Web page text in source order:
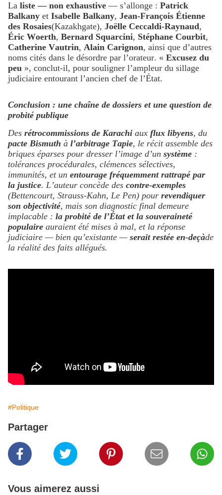
La liste — non exhaustive — s’allonge : Patrick
Balkany et Isabelle Balkany, Jean-François Étienne
des Rosaies(Kazakhgate), Joëlle Ceccaldi-Raynaud,
Éric Woerth, Bernard Squarcini, Stéphane Courbit,
Catherine Vautrin, Alain Carignon, ainsi que d’autres
noms cités dans le désordre par l’orateur. « Excusez du
peu », conclut-il, pour souligner l’ampleur du sillage
judiciaire entourant l’ancien chef de l’État.
Conclusion : une chaîne de dossiers et une question de
probité publique
Des rétrocommissions de Karachi aux flux libyens, du
pacte Bismuth à l’arbitrage Tapie, le récit assemble des
briques éparses pour dresser l’image d’un système :
tolérances procédurales, clémences sélectives,
immunités, et un entourage fréquemment rattrapé par
la justice. L’auteur concède des contre-exemples
(Bettencourt, Strauss-Kahn, Le Pen) pour revendiquer
son objectivité, mais son diagnostic final demeure
implacable : la probité de l’État et la souveraineté
populaire auraient été mises à mal, et la réponse
judiciaire — bien qu’existante — serait restée en-deçàde
la réalité des faits allégués.
#Politique
Partager
Vous aimerez aussi